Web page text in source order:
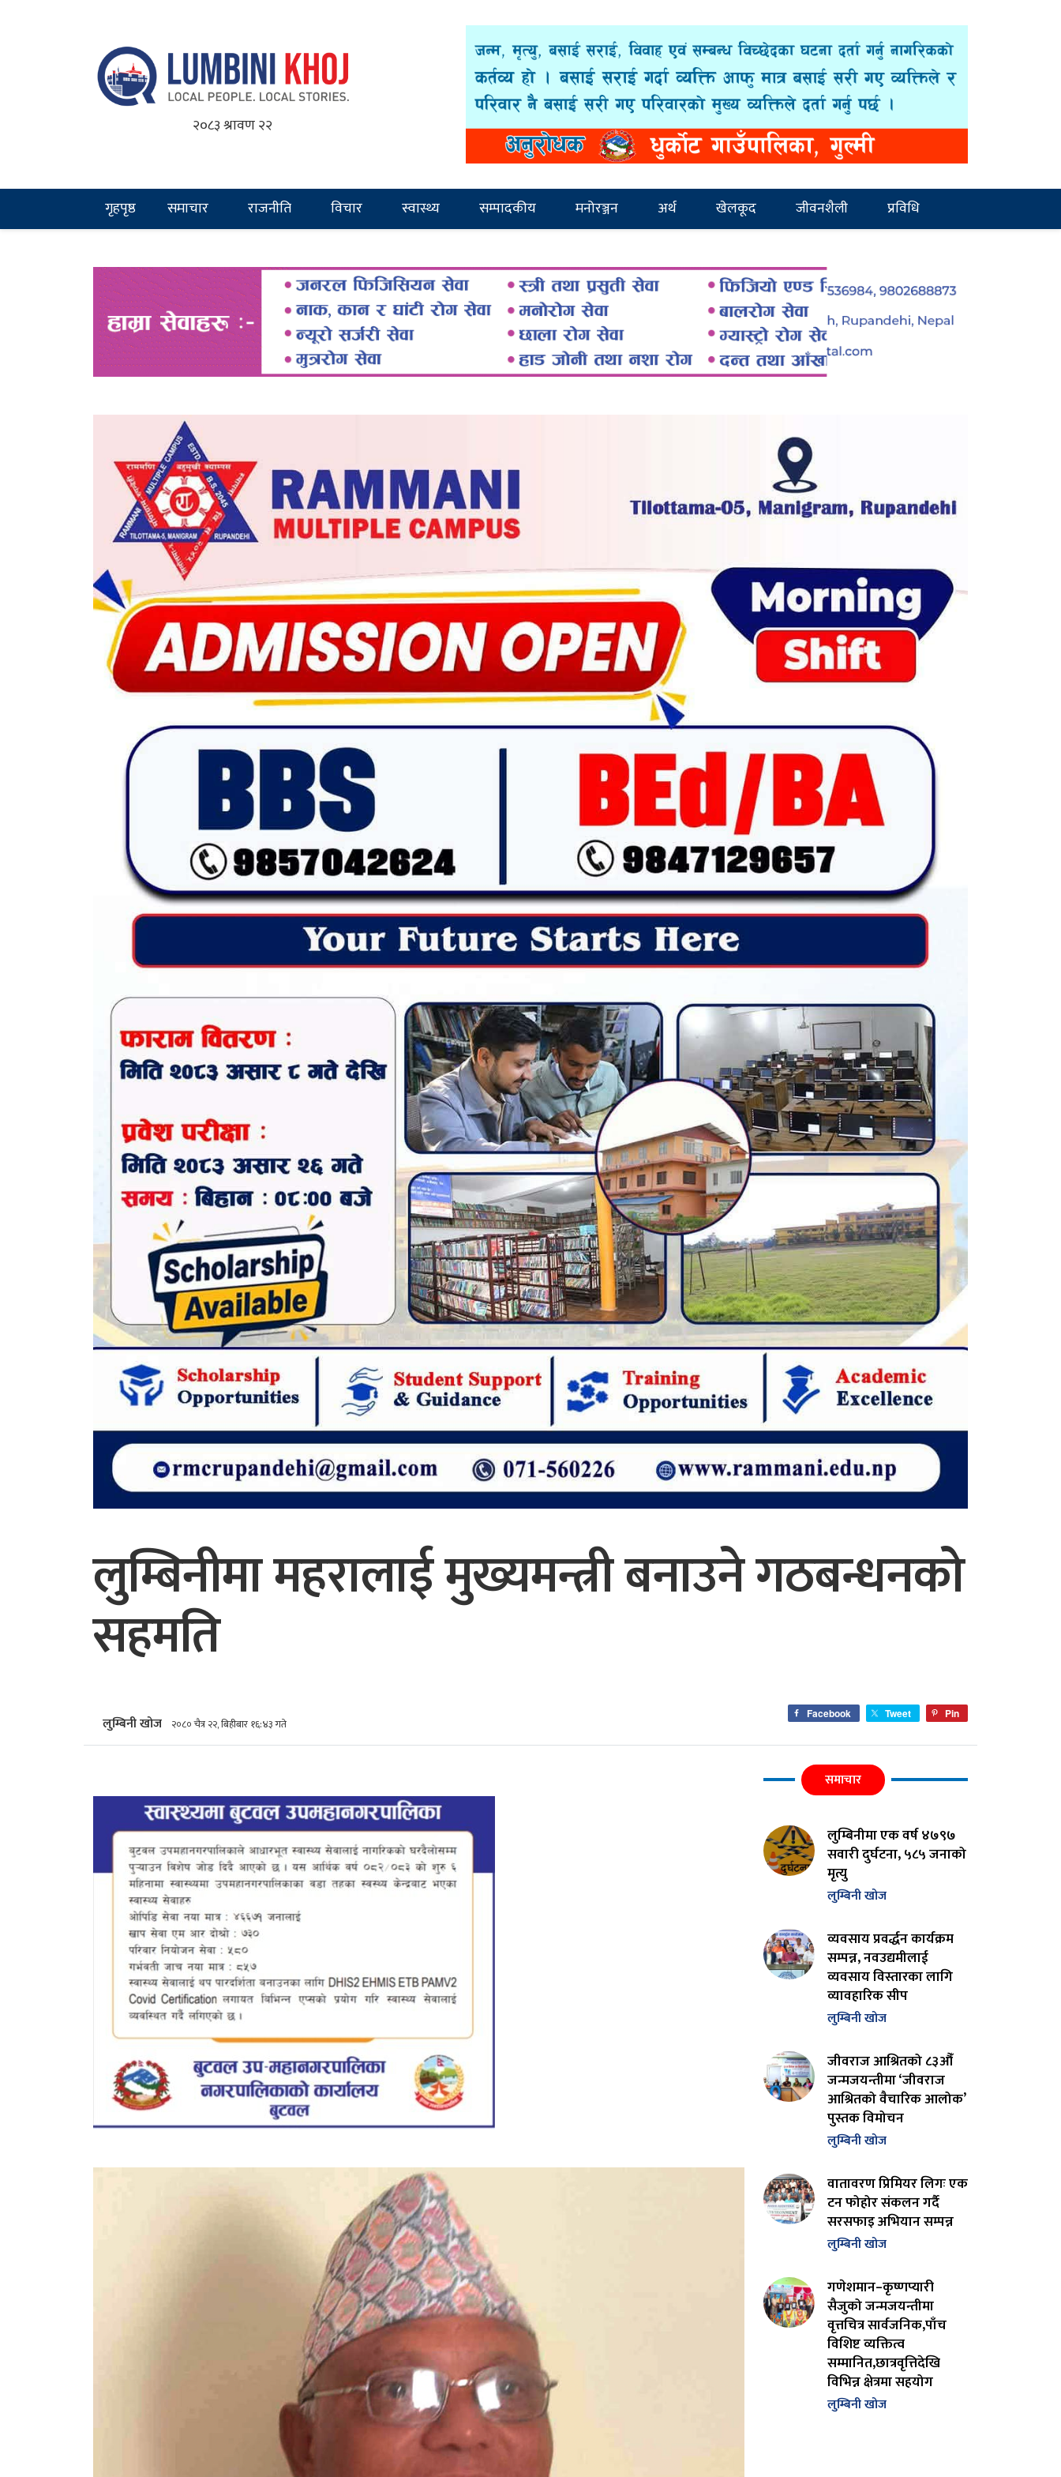
२०८३ श्रावण २२
गृहपृष्ठ समाचार राजनीति विचार स्वास्थ्य सम्पादकीय मनोरञ्जन अर्थ खेलकूद जीवनशैली प्रविधि
लुम्बिनीमा महरालाई मुख्यमन्त्री बनाउने गठबन्धनको
सहमति
लुम्बिनी खोज २०८० चैत्र २२, बिहीबार १६:४३ गते
Facebook Tweet Pin
समाचार
लुम्बिनीमा एक वर्ष ४७९७
सवारी दुर्घटना, ५८५ जनाको
मृत्यु
लुम्बिनी खोज
व्यवसाय प्रवर्द्धन कार्यक्रम
सम्पन्न, नवउद्यमीलाई
व्यवसाय विस्तारका लागि
व्यावहारिक सीप
लुम्बिनी खोज
जीवराज आश्रितको ८३औँ
जन्मजयन्तीमा ‘जीवराज
आश्रितको वैचारिक आलोक’
पुस्तक विमोचन
लुम्बिनी खोज
वातावरण प्रिमियर लिगः एक
टन फोहोर संकलन गर्दै
सरसफाइ अभियान सम्पन्न
लुम्बिनी खोज
गणेशमान–कृष्णप्यारी
सैजुको जन्मजयन्तीमा
वृत्तचित्र सार्वजनिक,पाँच
विशिष्ट व्यक्तित्व
सम्मानित,छात्रवृत्तिदेखि
विभिन्न क्षेत्रमा सहयोग
लुम्बिनी खोज